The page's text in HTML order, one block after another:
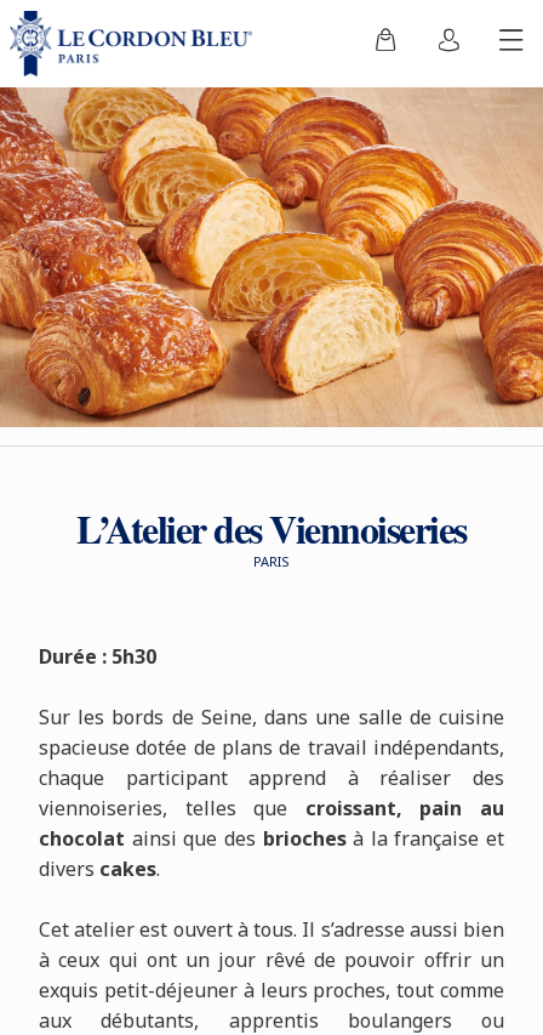
L’Atelier des Viennoiseries
PARIS
Durée : 5h30
Sur les bords de Seine, dans une salle de cuisine
spacieuse dotée de plans de travail indépendants,
chaque participant apprend à réaliser des
viennoiseries, telles que croissant, pain au
chocolat ainsi que des briochesà la française et
divers cakes.
Cet atelier est ouvert à tous. Il s’adresse aussi bien
à ceux qui ont un jour rêvé de pouvoir offrir un
exquis petit-déjeuner à leurs proches, tout comme
aux débutants, apprentis boulangers ou